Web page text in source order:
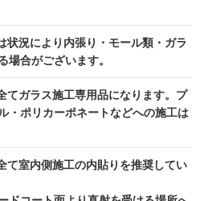
状況により内張り・モール類・ガラ
場合がございます。
てガラス施工専用品になります。プ
・ポリカーポネートなどへの施工は
て室内側施工の内貼りを推奨してい